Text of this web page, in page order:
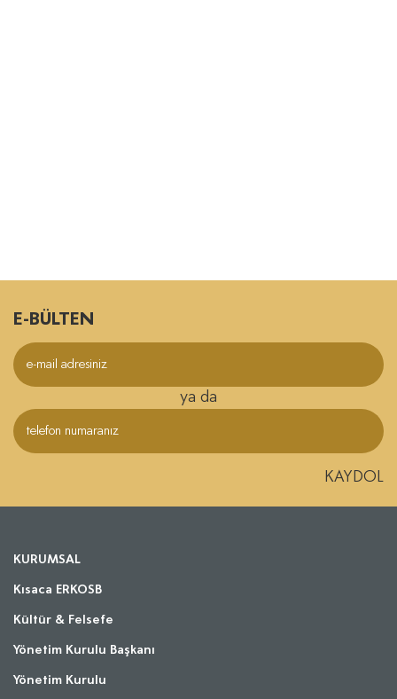
E-BÜLTEN
ya da
KAYDOL
KURUMSAL
Kısaca ERKOSB
Kültür & Felsefe
Yönetim Kurulu Başkanı
Yönetim Kurulu